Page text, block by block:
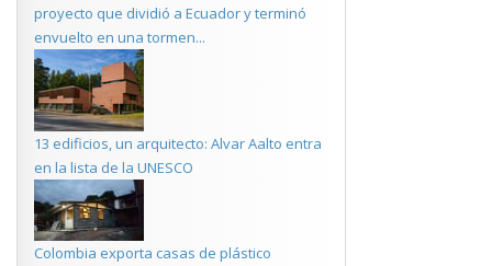
proyecto que dividió a Ecuador y terminó
envuelto en una tormen...
13 edificios, un arquitecto: Alvar Aalto entra
en la lista de la UNESCO
Colombia exporta casas de plástico